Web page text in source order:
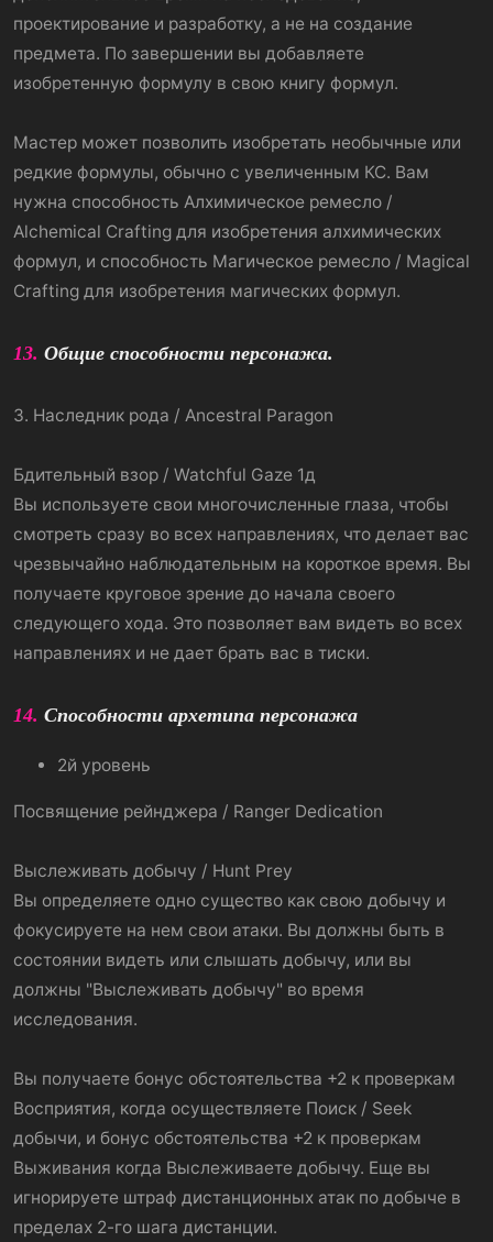
проектирование и разработку, а не на создание
предмета. По завершении вы добавляете
изобретенную формулу в свою книгу формул.
Мастер может позволить изобретать необычные или
редкие формулы, обычно с увеличенным КС. Вам
нужна способность Алхимическое ремесло /
Alchemical Crafting для изобретения алхимических
формул, и способность Магическое ремесло / Magical
Crafting для изобретения магических формул.
13. Общие способности персонажа.
3. Наследник рода / Ancestral Paragon
Бдительный взор / Watchful Gaze 1д
Вы используете свои многочисленные глаза, чтобы
смотреть сразу во всех направлениях, что делает вас
чрезвычайно наблюдательным на короткое время. Вы
получаете круговое зрение до начала своего
следующего хода. Это позволяет вам видеть во всех
направлениях и не дает брать вас в тиски.
14. Способности архетипа персонажа
2й уровень
Посвящение рейнджера / Ranger Dedication
Выслеживать добычу / Hunt Prey
Вы определяете одно существо как свою добычу и
фокусируете на нем свои атаки. Вы должны быть в
состоянии видеть или слышать добычу, или вы
должны "Выслеживать добычу" во время
исследования.
Вы получаете бонус обстоятельства +2 к проверкам
Восприятия, когда осуществляете Поиск / Seek
добычи, и бонус обстоятельства +2 к проверкам
Выживания когда Выслеживаете добычу. Еще вы
игнорируете штраф дистанционных атак по добыче в
пределах 2-го шага дистанции.